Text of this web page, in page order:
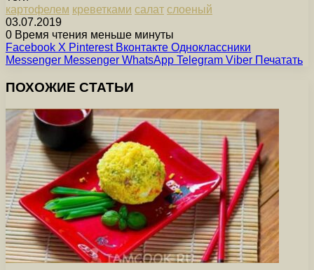
картофелем креветками салат слоеный
03.07.2019
0 Время чтения меньше минуты
Facebook X Pinterest Вконтакте Одноклассники
Messenger Messenger WhatsApp Telegram Viber Печатать
ПОХОЖИЕ СТАТЬИ